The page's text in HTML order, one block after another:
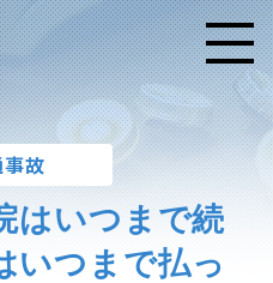
メニ
故
はいつまで続
いつまで払っ